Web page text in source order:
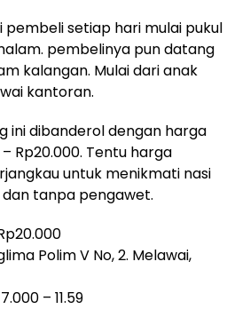
pembeli setiap hari mulai pukul
pembelinya pun datang
kalangan. Mulai dari anak
kantoran.
ini dibanderol dengan harga
Rp20.000. Tentu harga
untuk menikmati nasi
tanpa pengawet.
Polim V No, 2. Melawai,
– 11.59